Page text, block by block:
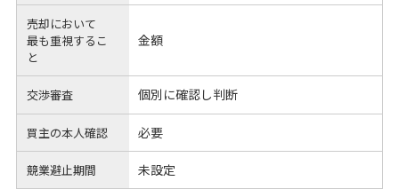
売却において
最も重視するこ
と
金額
交渉審査 個別に確認し判断
買主の本人確認 必要
競業避止期間 未設定